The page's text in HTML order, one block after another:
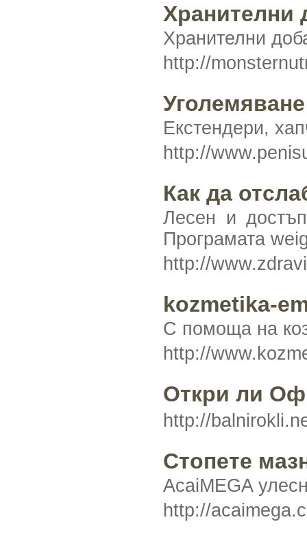
Хранителни
Хранителни
http://
Екстендери,
http://
Как да
Лесен и
Програмата
http://
kozmetika-
С помоща на
http://
Откри ли
http://
Стопете
AcaiMEGA
http://